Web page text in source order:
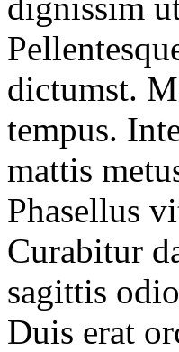
dictumst.
tempus.
mattis
Phasellus
Curabitur
sagittis
Duis erat